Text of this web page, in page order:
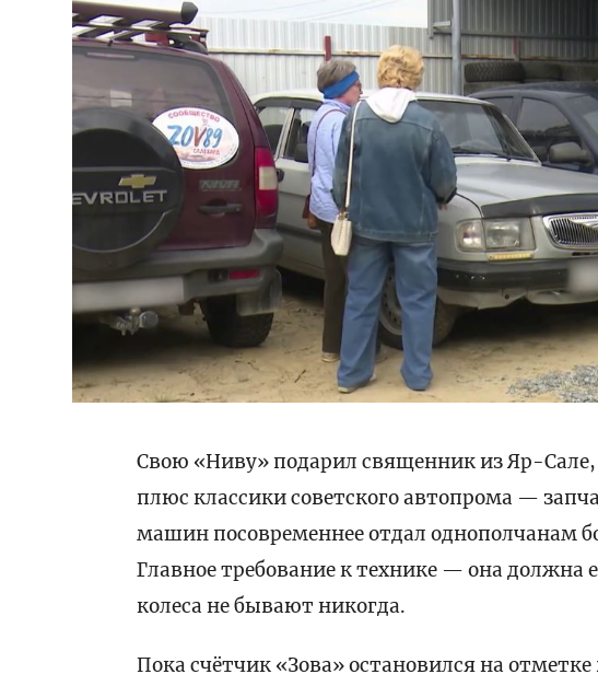
Свою «Ниву» подарил священник из Яр-
плюс классики советского автопрома —
машин посовременнее отдал однополчанам
Главное требование к технике — она
колеса не бывают никогда.
Пока счётчик «Зова» остановился на